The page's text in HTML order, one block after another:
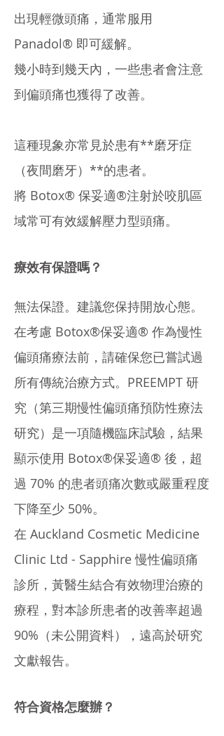
出現輕微頭痛，通常服用
Panadol® 即可緩解。
幾小時到幾天內，一些患者會注意
到偏頭痛也獲得了改善。
這種現象亦常見於患有**磨牙症
（夜間磨牙）**的患者。
將 Botox® 保妥適®注射於咬肌區
域常可有效緩解壓力型頭痛。
療效有保證嗎？
無法保證。建議您保持開放心態。
在考慮 Botox®保妥適® 作為慢性
偏頭痛療法前，請確保您已嘗試過
所有傳統治療方式。PREEMPT 研
究（第三期慢性偏頭痛預防性療法
研究）是一項隨機臨床試驗，結果
顯示使用 Botox®保妥適® 後，超
過 70% 的患者頭痛次數或嚴重程度
下降至少 50%。
在 Auckland Cosmetic Medicine
Clinic Ltd - Sapphire 慢性偏頭痛
診所，黃醫生結合有效物理治療的
療程，對本診所患者的改善率超過
90%（未公開資料），遠高於研究
文獻報告。
符合資格怎麼辦？